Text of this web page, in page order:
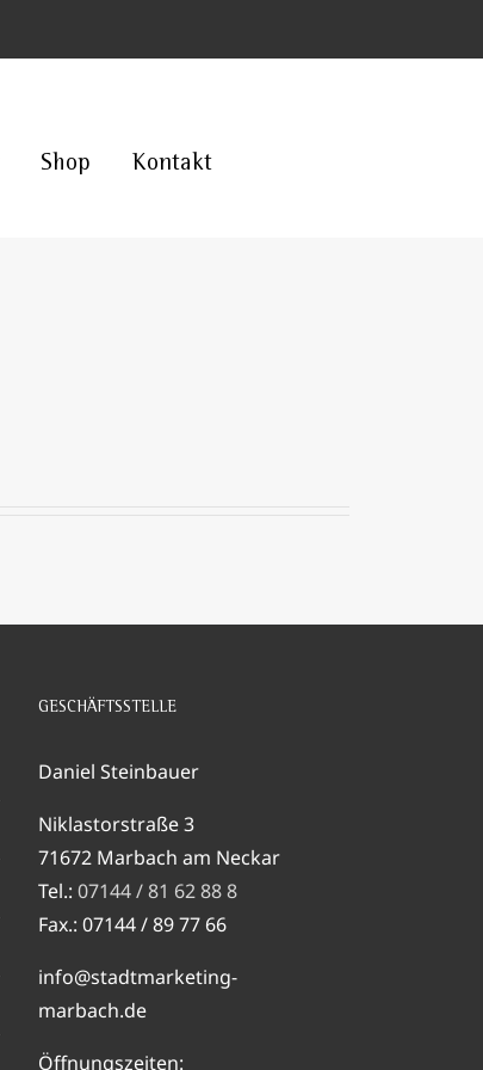
Shop Kontakt
GESCHÄFTSSTELLE
Daniel Steinbauer
Niklastorstraße 3
71672 Marbach am Neckar
Tel.: 07144 / 81 62 88 8
Fax.: 07144 / 89 77 66
info@stadtmarketing-
marbach.de
Öffnungszeiten: